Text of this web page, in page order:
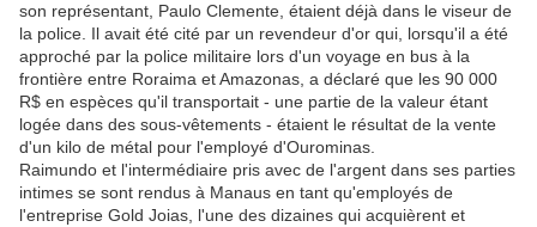
son représentant, Paulo Clemente, étaient déjà dans le viseur de
la police. Il avait été cité par un revendeur d'or qui, lorsqu'il a été
approché par la police militaire lors d'un voyage en bus à la
frontière entre Roraima et Amazonas, a déclaré que les 90 000
R$ en espèces qu'il transportait - une partie de la valeur étant
logée dans des sous-vêtements - étaient le résultat de la vente
d'un kilo de métal pour l'employé d'Ourominas.
Raimundo et l'intermédiaire pris avec de l'argent dans ses parties
intimes se sont rendus à Manaus en tant qu'employés de
l'entreprise Gold Joias, l'une des dizaines qui acquièrent et